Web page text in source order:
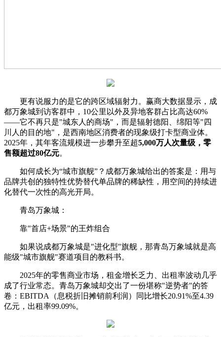
更有说服力的是它的跨区域辐射力。赢商大数据显示，成
都万象城到访客群中，10公里以外及异地客群占比高达60%
——它不再只是"城东人的商场"，而是辐射德阳、绵阳等"四
川人的目的地"，是西南地区消费者的现象级打卡型商业体。
2025年，其年客流规模进一步攀升至超5,000万人次量级 ，零
售额超过80亿元。
如何成长为“城市旗舰”？成都万象城给出的答案是：用与
品牌共创的独特性优势替代单品牌的稀缺性，用空间的持续进
化替代一次性的高光开局。
青岛万象城：
靠"首店+场景"的王炸组合
如果说成都万象城是"进化型"旗舰，那青岛万象城就是高
能级"城市旗舰"赛道项目的教科书。
2025年的零售商业市场，租金增长乏力、出租率波动几乎
成了行业常态。青岛万象城却交出了一份堪称"逆势者"的答
卷：EBITDA（息税折旧摊销前利润）同比增长20.91%至4.39
亿元，出租率99.09%。